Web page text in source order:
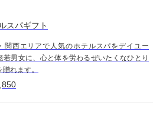
スパギフト
関西エリアで人気のホテルスパをデイユー
若男女に、心と体を労わるぜいたくなひとり
れます。